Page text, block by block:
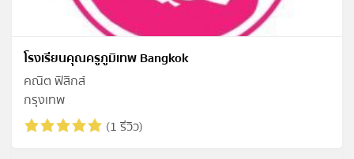
โรงเรียนคุณครูภูมิเทพ Bangkok
คณิต ฟิสิกส์
กรุงเทพ
(1 รีวิว)